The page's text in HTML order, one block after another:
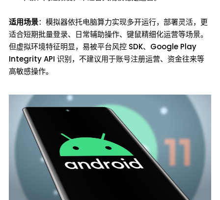
适用场景：模拟器依托电脑算力实现多开运行，部署灵活，更
适合短期批量登录、日常辅助操作、键鼠精细化运营等场景。
但虚拟环境特征明显，易被平台风控 SDK、Google Play
Integrity API 识别，不建议用于账号注册运营、资金往来等
高敏感操作。